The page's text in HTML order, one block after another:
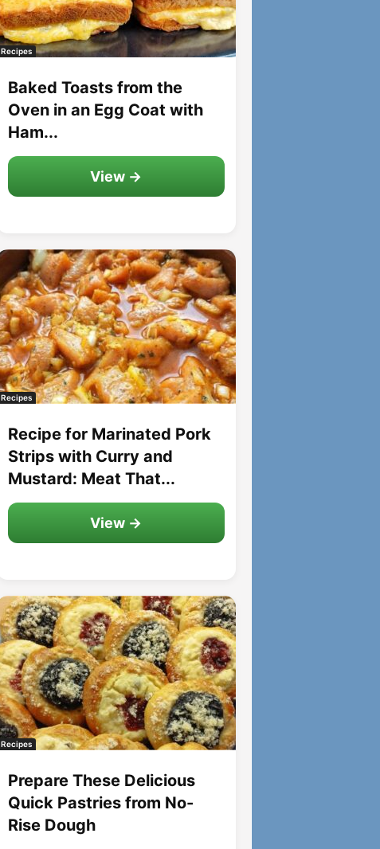
Recipes
Baked Toasts from the
Oven in an Egg Coat with
Ham...
View →
Recipes
Recipe for Marinated Pork
Strips with Curry and
Mustard: Meat That...
View →
Recipes
Prepare These Delicious
Quick Pastries from No-
Rise Dough